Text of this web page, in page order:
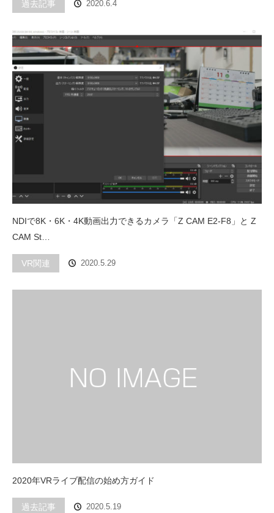
過去記事 2020.6.4
NDIで8K・6K・4K動画出力できるカメラ「Z CAM E2-F8」と Z
CAM St…
VR関連 2020.5.29
2020年VRライブ配信の始め方ガイド
過去記事 2020.5.19